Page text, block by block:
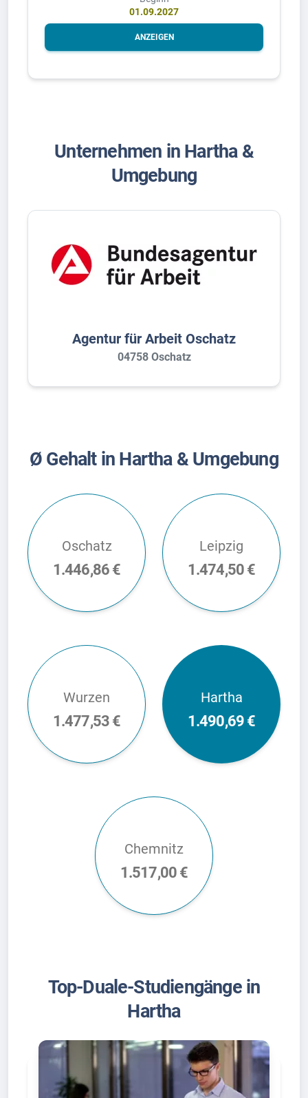
01.09.2027
ANZEIGEN
Unternehmen in Hartha &
Umgebung
Agentur für Arbeit Oschatz
04758 Oschatz
Ø Gehalt in Hartha & Umgebung
Oschatz
1.446,86 €
Leipzig
1.474,50 €
Wurzen
1.477,53 €
Hartha
1.490,69 €
Chemnitz
1.517,00 €
Top-Duale-Studiengänge in
Hartha